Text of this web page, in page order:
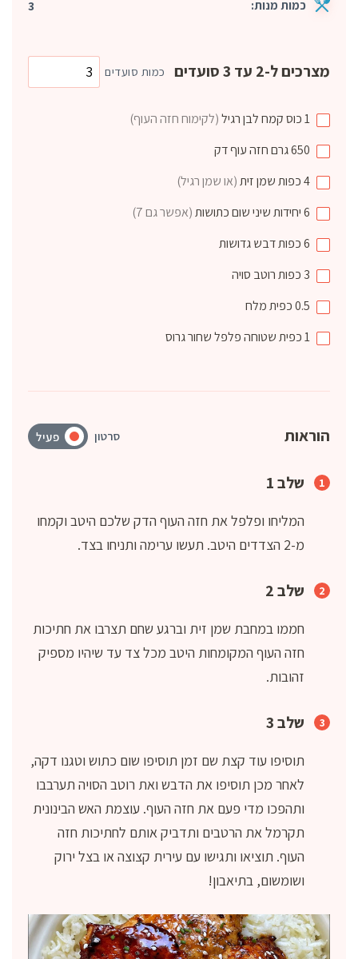
כמות מנות: 3
מצרכים ל-2 עד 3 סועדים כמות סועדים
1כוסקמח לבן רגיל(לקימוח חזה העוף)
650גרםחזה עוף דק
4כפותשמן זית(או שמן רגיל)
6יחידותשיני שום כתושות(אפשר גם 7)
6כפותדבש גדושות
3 כפותרוטב סויה
0.5כפיתמלח
1כפיתשטוחה פלפל שחור גרוס
הוראות סרטון פעיל
שלב 1
המליחו ופלפל את חזה העוף הדק שלכם היטב וקמחו
מ-2 הצדדים היטב. תעשו ערימה ותניחו בצד.
שלב 2
חממו במחבת שמן זית וברגע שחם תצרבו את חתיכות
חזה העוף המקומחות היטב מכל צד עד שיהיו מספיק
זהובות.
שלב 3
תוסיפו עוד קצת שם זמן תוסיפו שום כתוש וטגנו דקה,
לאחר מכן תוסיפו את הדבש ואת רוטב הסויה תערבבו
ותהפכו מדי פעם את חזה העוף. עוצמת האש הבינונית
תקרמל את הרטבים ותדביק אותם לחתיכות חזה
העוף. תוציאו ותגישו עם עירית קצוצה או בצל ירוק
ושומשום, בתיאבון!